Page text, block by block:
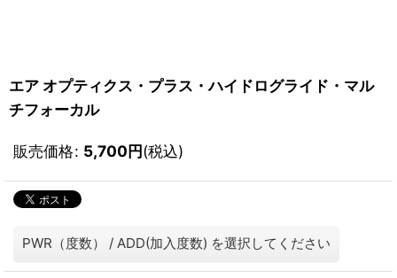
エア オプティクス・プラス・ハイドログライド・マル
チフォーカル
販売価格: 5,700円(税込)
PWR（度数） / ADD(加入度数) を選択してください